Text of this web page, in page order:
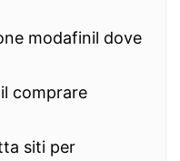
modafinil dove
comprare
siti per